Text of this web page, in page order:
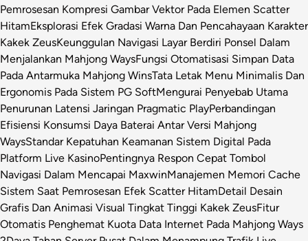
Pemrosesan Kompresi Gambar Vektor Pada Elemen Scatter
HitamEksplorasi Efek Gradasi Warna Dan Pencahayaan Karakter
Kakek ZeusKeunggulan Navigasi Layar Berdiri Ponsel Dalam
Menjalankan Mahjong WaysFungsi Otomatisasi Simpan Data
Pada Antarmuka Mahjong WinsTata Letak Menu Minimalis Dan
Ergonomis Pada Sistem PG SoftMengurai Penyebab Utama
Penurunan Latensi Jaringan Pragmatic PlayPerbandingan
Efisiensi Konsumsi Daya Baterai Antar Versi Mahjong
WaysStandar Kepatuhan Keamanan Sistem Digital Pada
Platform Live KasinoPentingnya Respon Cepat Tombol
Navigasi Dalam Mencapai MaxwinManajemen Memori Cache
Sistem Saat Pemrosesan Efek Scatter HitamDetail Desain
Grafis Dan Animasi Visual Tingkat Tinggi Kakek ZeusFitur
Otomatis Penghemat Kuota Data Internet Pada Mahjong Ways